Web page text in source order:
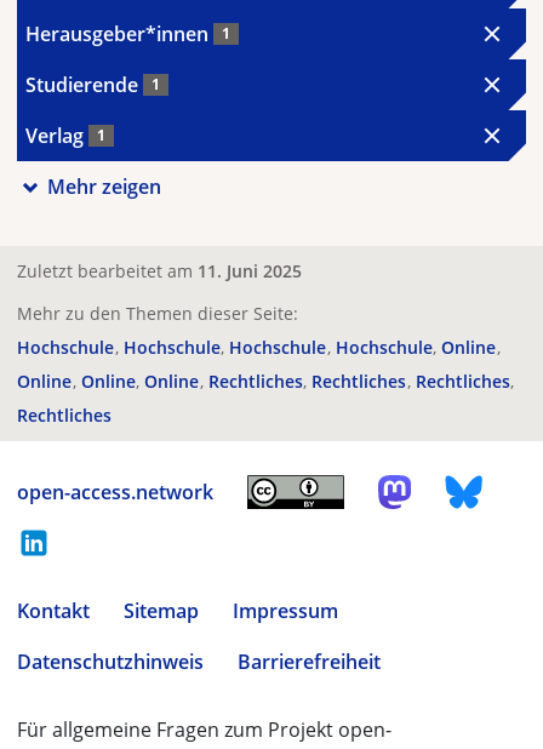
Herausgeber*innen 1
Studierende 1
Verlag 1
Mehr zeigen
Zuletzt bearbeitet am 11. Juni 2025
Mehr zu den Themen dieser Seite:
Hochschule Hochschule Hochschule Hochschule Online
Online Online Online Rechtliches Rechtliches Rechtliches
Rechtliches
open-access.network
Kontakt Sitemap
Impressum
Datenschutzhinweis
Barrierefreiheit
Für allgemeine Fragen zum Projekt open-